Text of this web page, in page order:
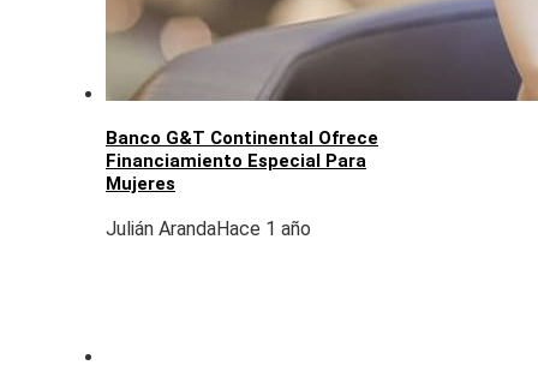
Banco G&T Continental Ofrece
Financiamiento Especial Para
Mujeres
Julián ArandaHace 1 año